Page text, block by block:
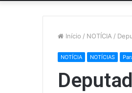
Início / NOTÍCIA /
NOTÍCIA NOTÍCIAS